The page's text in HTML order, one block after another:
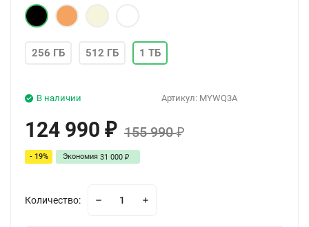
256 ГБ 512 ГБ 1 ТБ
Артикул: MYWQ3A
В наличии
124 990 ₽ 155 990₽
- 19% Экономия 31 000 ₽
Количество: